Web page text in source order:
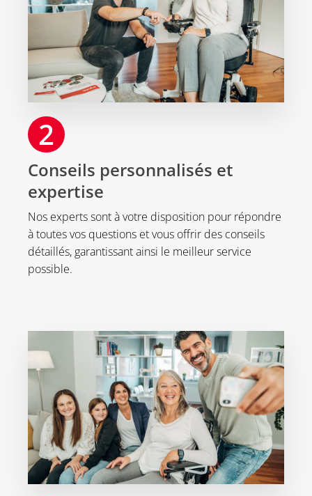
2
Conseils personnalisés et
expertise
Nos experts sont à votre disposition pour répondre
à toutes vos questions et vous offrir des conseils
détaillés, garantissant ainsi le meilleur service
possible.